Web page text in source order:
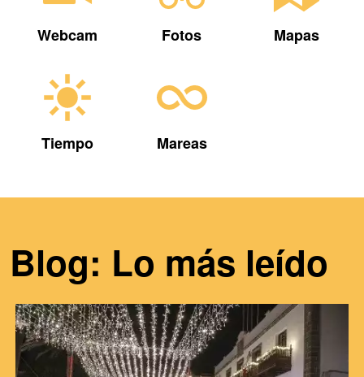
Webcam Fotos Mapas
Tiempo Mareas
Blog: Lo más leído